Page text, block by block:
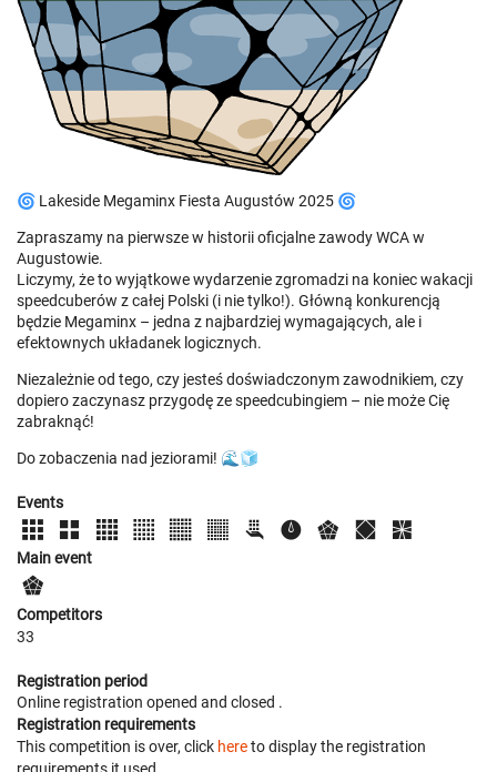
🌀 Lakeside Megaminx Fiesta Augustów 2025 🌀
Zapraszamy na pierwsze w historii oficjalne zawody WCA w
Augustowie.
Liczymy, że to wyjątkowe wydarzenie zgromadzi na koniec wakacji
speedcuberów z całej Polski (i nie tylko!). Główną konkurencją
będzie Megaminx – jedna z najbardziej wymagających, ale i
efektownych układanek logicznych.
Niezależnie od tego, czy jesteś doświadczonym zawodnikiem, czy
dopiero zaczynasz przygodę ze speedcubingiem – nie może Cię
zabraknąć!
Do zobaczenia nad jeziorami! 🌊🧊
Events
Main event
Competitors
33
Registration period
Online registration opened and closed .
Registration requirements
This competition is over, click hereto display the registration
requirements it used.